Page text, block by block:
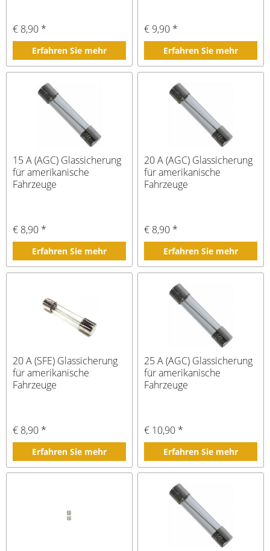
€ 8,90 *
Erfahren Sie mehr
€ 9,90 *
Erfahren Sie mehr
15 A (AGC) Glassicherung
für amerikanische
Fahrzeuge
€ 8,90 *
Erfahren Sie mehr
20 A (AGC) Glassicherung
für amerikanische
Fahrzeuge
€ 8,90 *
Erfahren Sie mehr
20 A (SFE) Glassicherung
für amerikanische
Fahrzeuge
€ 8,90 *
Erfahren Sie mehr
25 A (AGC) Glassicherung
für amerikanische
Fahrzeuge
€ 10,90 *
Erfahren Sie mehr